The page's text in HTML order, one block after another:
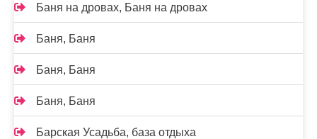
Баня на дровах, Баня на дровах
Баня, Баня
Баня, Баня
Баня, Баня
Барская Усадьба, база отдыха